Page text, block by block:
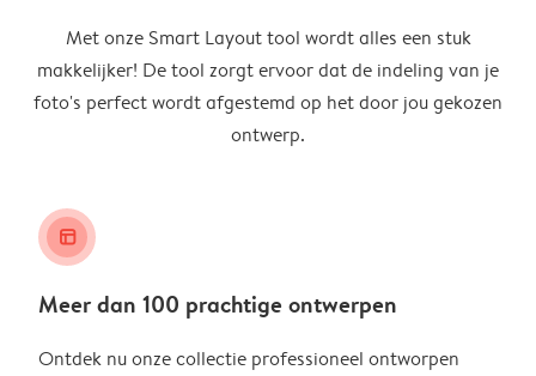
Met onze Smart Layout tool wordt alles een stuk
makkelijker! De tool zorgt ervoor dat de indeling van je
foto's perfect wordt afgestemd op het door jou gekozen
ontwerp.
layout_alt
Meer dan 100 prachtige ontwerpen
Ontdek nu onze collectie professioneel ontworpen